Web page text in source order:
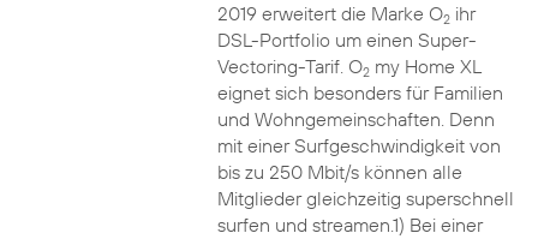
2019 erweitert die Marke O2ihr
DSL-Portfolio um einen Super-
Vectoring-Tarif. O2my Home XL
eignet sich besonders für Familien
und Wohngemeinschaften. Denn
mit einer Surfgeschwindigkeit von
bis zu 250 Mbit/s können alle
Mitglieder gleichzeitig superschnell
surfen und streamen.1) Bei einer